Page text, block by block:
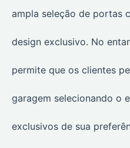
ampla seleção de portas
design exclusivo. No
permite que os clientes
garagem selecionando o
exclusivos de sua